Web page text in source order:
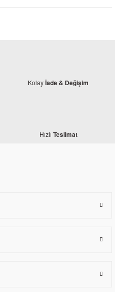
Kolayİade & Değişim
Hızlı Teslimat